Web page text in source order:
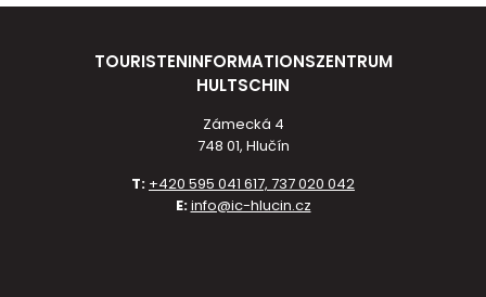
TOURISTENINFORMATIONSZENTRUM
HULTSCHIN
Zámecká 4
748 01, Hlučín
T: +420 595 041 617, 737 020 042
E:info@ic-hlucin.cz